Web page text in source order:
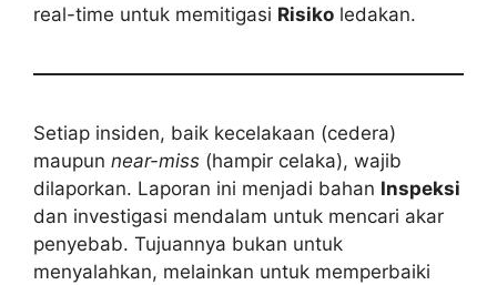
real-time untuk memitigasi Risiko ledakan.
Setiap insiden, baik kecelakaan (cedera)
maupun near-miss (hampir celaka), wajib
dilaporkan. Laporan ini menjadi bahan Inspeksi
dan investigasi mendalam untuk mencari akar
penyebab. Tujuannya bukan untuk
menyalahkan, melainkan untuk memperbaiki